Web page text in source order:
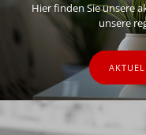
Hier finden Sie unsere
unsere